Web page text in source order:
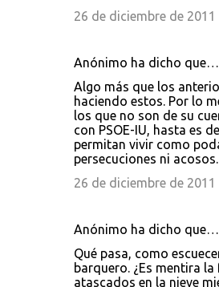
26 de diciembre de 2011
Anónimo ha dicho que…
Algo más que los
haciendo estos. Por lo
los que no son de su
con PSOE-IU, hasta es
permitan vivir como
persecuciones ni acosos.
26 de diciembre de 2011
Anónimo ha dicho que…
Qué pasa, como
barquero. ¿Es mentira
atascados en la nieve